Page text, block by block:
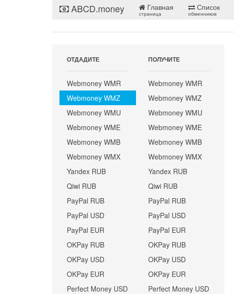
ABCD.money Главная
страница
Список
обменников
ОТДАДИТЕ
Webmoney WMR
Webmoney WMZ
Webmoney WMU
Webmoney WME
Webmoney WMB
Webmoney WMX
Yandex RUB
Qiwi RUB
PayPal RUB
PayPal USD
PayPal EUR
OKPay RUB
OKPay USD
OKPay EUR
Perfect Money USD
ПОЛУЧИТЕ
Webmoney WMR
Webmoney WMZ
Webmoney WMU
Webmoney WME
Webmoney WMB
Webmoney WMX
Yandex RUB
Qiwi RUB
PayPal RUB
PayPal USD
PayPal EUR
OKPay RUB
OKPay USD
OKPay EUR
Perfect Money USD